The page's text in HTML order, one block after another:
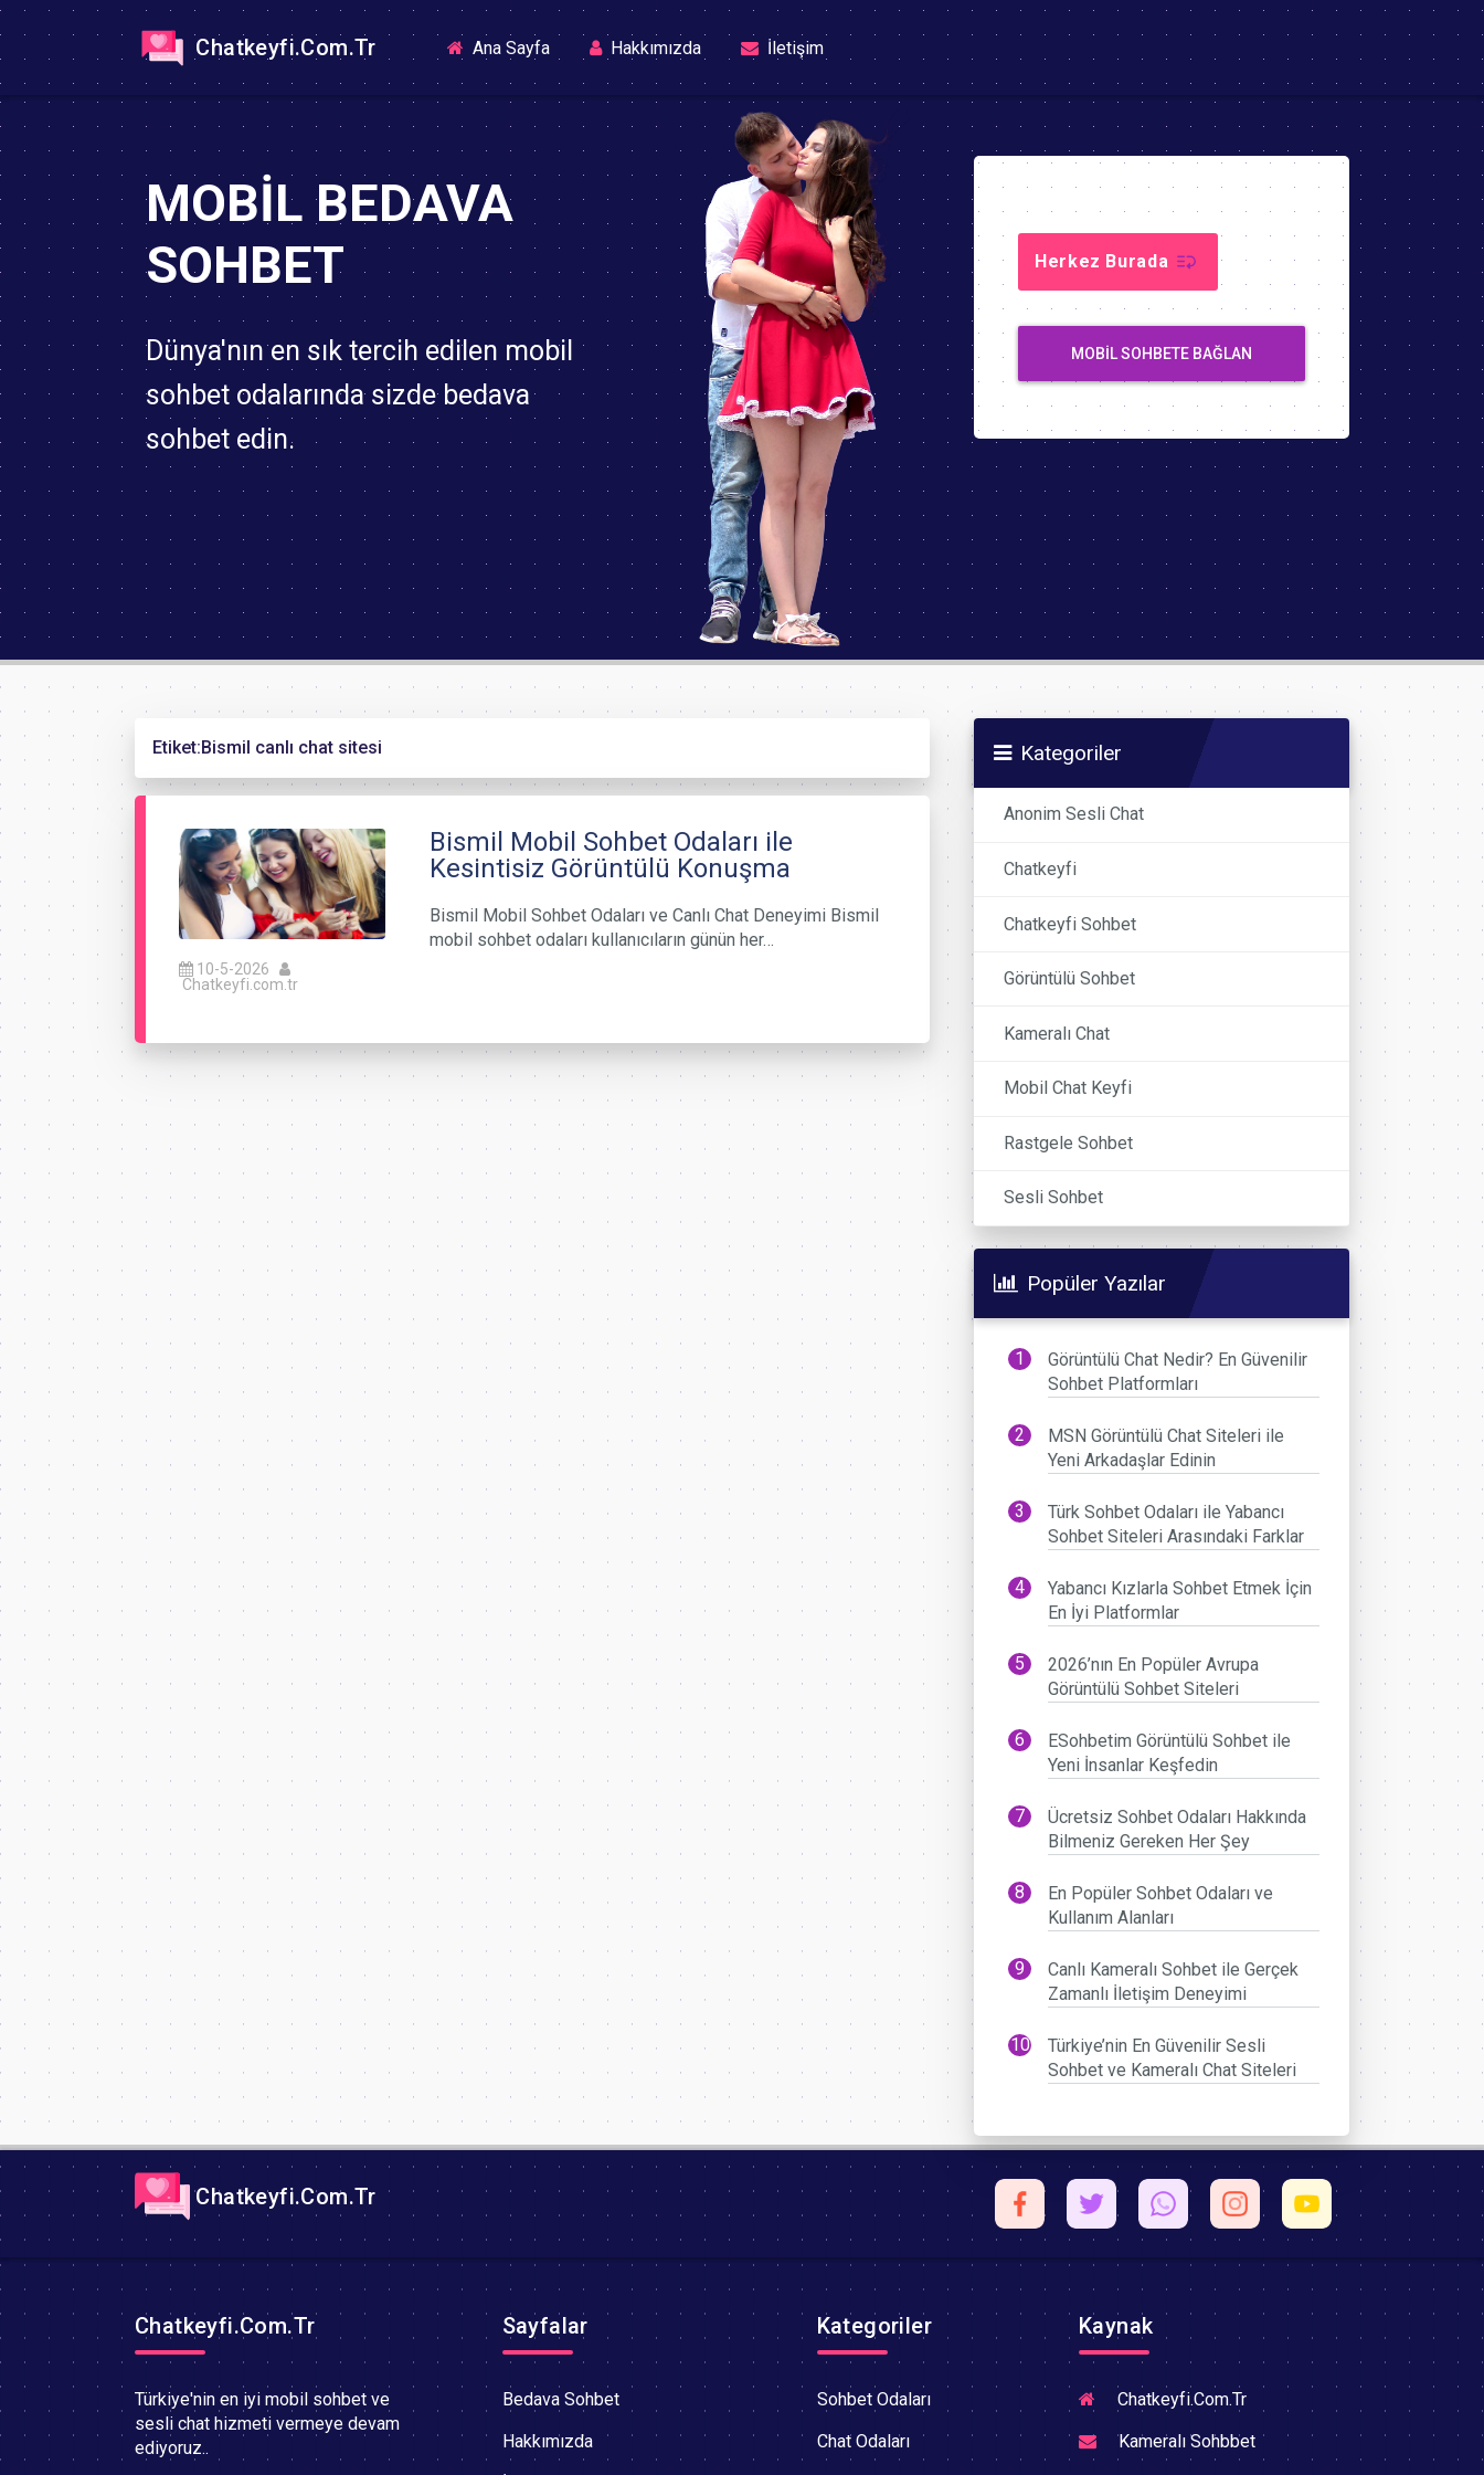
Chatkeyfi.Com.Tr Ana Sayfa(current)Hakkımızda İletişim
MOBIL BEDAVA
SOHBET
Dünya'nın en sık tercih edilen mobil
sohbet odalarında sizde bedava
sohbet edin.
Herkez Burada
MOBIL SOHBETE BAĞLAN
Etiket: Bismil canlı chat sitesi
10-5-2026
Chatkeyfi.com.tr
Bismil Mobil Sohbet Odaları ile
Kesintisiz Görüntülü Konuşma
Bismil Mobil Sohbet Odaları ve Canlı Chat Deneyimi Bismil
mobil sohbet odaları kullanıcıların günün her…
Kategoriler
Anonim Sesli Chat
Chatkeyfi
Chatkeyfi Sohbet
Görüntülü Sohbet
Kameralı Chat
Mobil Chat Keyfi
Rastgele Sohbet
Sesli Sohbet
Popüler Yazılar
Görüntülü Chat Nedir? En Güvenilir
Sohbet Platformları
MSN Görüntülü Chat Siteleri ile
Yeni Arkadaşlar Edinin
Türk Sohbet Odaları ile Yabancı
Sohbet Siteleri Arasındaki Farklar
Yabancı Kızlarla Sohbet Etmek İçin
En İyi Platformlar
2026’nın En Popüler Avrupa
Görüntülü Sohbet Siteleri
ESohbetim Görüntülü Sohbet ile
Yeni İnsanlar Keşfedin
Ücretsiz Sohbet Odaları Hakkında
Bilmeniz Gereken Her Şey
En Popüler Sohbet Odaları ve
Kullanım Alanları
Canlı Kameralı Sohbet ile Gerçek
Zamanlı İletişim Deneyimi
Türkiye’nin En Güvenilir Sesli
Sohbet ve Kameralı Chat Siteleri
Chatkeyfi.Com.Tr
Chatkeyfi.Com.Tr
Türkiye'nin en iyi mobil sohbet ve
sesli chat hizmeti vermeye devam
ediyoruz..
Sayfalar
Bedava Sohbet
Hakkımızda
Kategoriler
Sohbet Odaları
Chat Odaları
Kaynak
Chatkeyfi.Com.Tr
Kameralı Sohbbet